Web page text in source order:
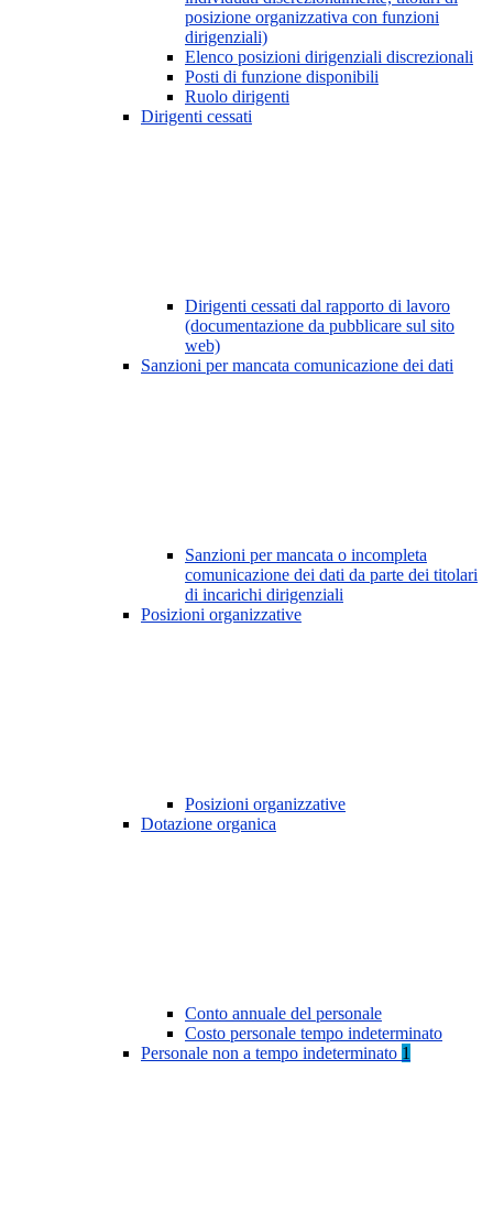
posizione organizzativa con funzioni
dirigenziali)
Elenco posizioni dirigenziali discrezionali
Posti di funzione disponibili
Ruolo dirigenti
Dirigenti cessati
Dirigenti cessati dal rapporto di lavoro
(documentazione da pubblicare sul sito
web)
Sanzioni per mancata comunicazione dei dati
Sanzioni per mancata o incompleta
comunicazione dei dati da parte dei titolari
di incarichi dirigenziali
Posizioni organizzative
Posizioni organizzative
Dotazione organica
Conto annuale del personale
Costo personale tempo indeterminato
Personale non a tempo indeterminato 1